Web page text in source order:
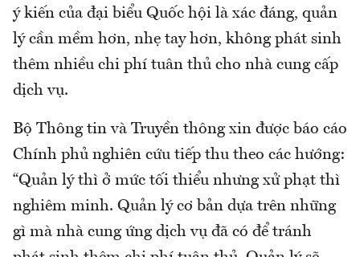
ý kiến của đại biểu Quốc hội là xác đáng, quản
lý cần mềm hơn, nhẹ tay hơn, không phát sinh
thêm nhiều chi phí tuân thủ cho nhà cung cấp
dịch vụ.
Bộ Thông tin và Truyền thông xin được báo cáo
Chính phủ nghiên cứu tiếp thu theo các hướng:
“Quản lý thì ở mức tối thiểu nhưng xử phạt thì
nghiêm minh. Quản lý cơ bản dựa trên những
gì mà nhà cung ứng dịch vụ đã có để tránh